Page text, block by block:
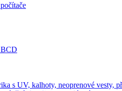
s UV, kalhoty, neoprenové vesty,